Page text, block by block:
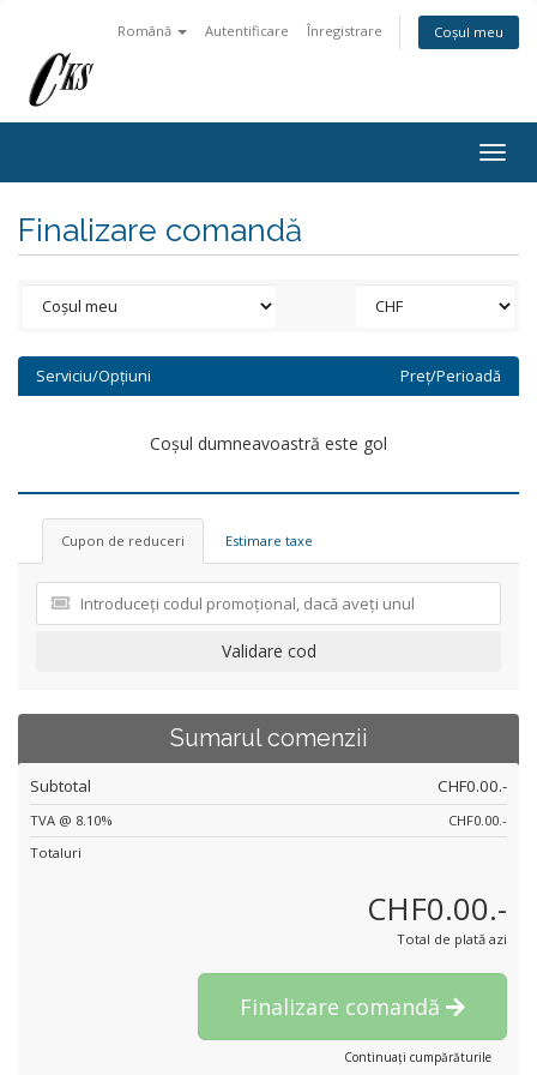
Română Autentificare Înregistrare Coșul meu
Finalizare comandă
Serviciu/Opțiuni Preț/Perioadă
Coșul dumneavoastră este gol
Cupon de reduceri Estimare taxe
Validare cod
Sumarul comenzii
Subtotal CHF0.00.-
TVA @ 8.10%
CHF0.00.-
Totaluri
CHF0.00.-
Total de plată azi
Finalizare comandă
Continuați cumpărăturile